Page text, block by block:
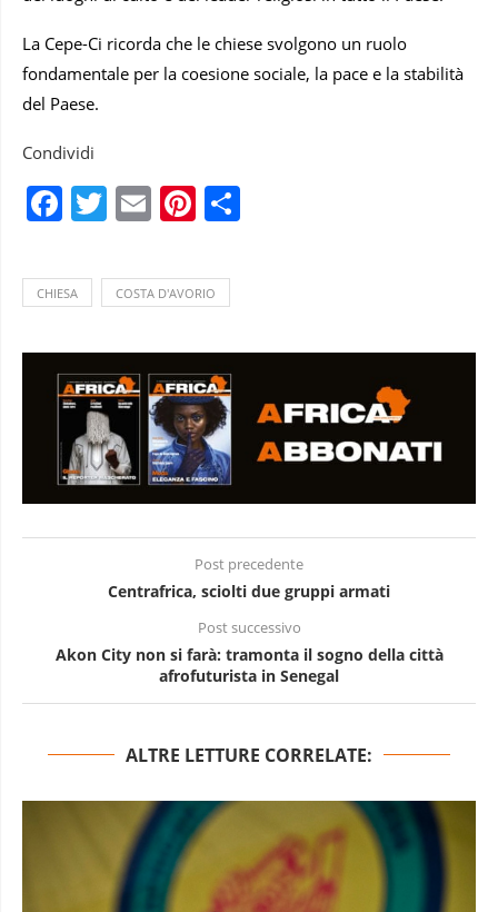
La Cepe-Ci ricorda che le chiese svolgono un ruolo
fondamentale per la coesione sociale, la pace e la stabilità
del Paese.
Condividi
Facebook
Twitter
EmailPinterest
CHIESA COSTA D'AVORIO
Post precedente
Centrafrica, sciolti due gruppi armati
Post successivo
Akon City non si farà: tramonta il sogno della città
afrofuturista in Senegal
ALTRE LETTURE CORRELATE: